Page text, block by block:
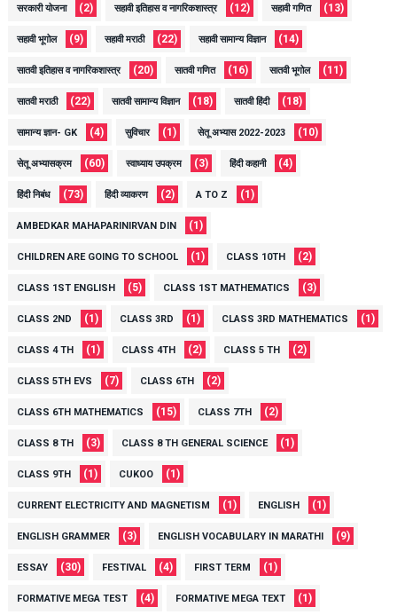
सरकारी योजना (2) सहावी इतिहास व नागरिकशास्त्र (12) सहावी गणित (13)
सहावी भूगोल (9) सहावी मराठी (22) सहावी सामान्य विज्ञान (14)
सातवी इतिहास व नागरिकशास्त्र (20) सातवी गणित (16) सातवी भूगोल (11)
सातवी मराठी (22) सातवी सामान्य विज्ञान (18) सातवी हिंदी (18)
सामान्य ज्ञान- GK (4) सुविचार (1) सेतू अभ्यास 2022-2023 (10)
सेतू अभ्यासक्रम (60) स्वाध्याय उपक्रम (3) हिंदी कहानी (4)
हिंदी निबंध (73) हिंदी व्याकरण (2) A TO Z (1)
AMBEDKAR MAHAPARINIRVAN DIN (1)
CHILDREN ARE GOING TO SCHOOL (1) CLASS 10TH (2)
CLASS 1ST ENGLISH (5) CLASS 1ST MATHEMATICS (3)
CLASS 2ND (1) CLASS 3RD (1) CLASS 3RD MATHEMATICS (1)
CLASS 4 TH (1) CLASS 4TH (2) CLASS 5 TH (2)
CLASS 5TH EVS (7) CLASS 6TH (2)
CLASS 6TH MATHEMATICS (15) CLASS 7TH (2)
CLASS 8 TH (3) CLASS 8 TH GENERAL SCIENCE (1)
CLASS 9TH (1) CUKOO (1)
CURRENT ELECTRICITY AND MAGNETISM (1) ENGLISH (1)
ENGLISH GRAMMER (3) ENGLISH VOCABULARY IN MARATHI (9)
ESSAY (30) FESTIVAL (4) FIRST TERM (1)
FORMATIVE MEGA TEST (4) FORMATIVE MEGA TEXT (1)